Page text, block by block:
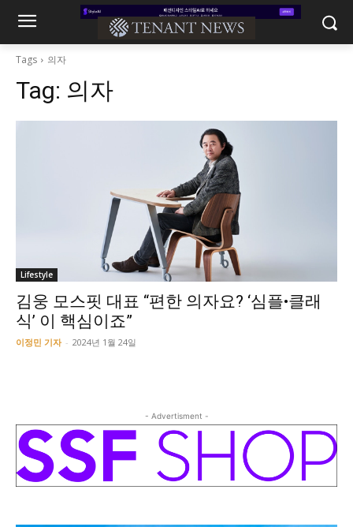
Tags 의자
Tag: 의자
Lifestyle
김웅 모스핏 대표 “편한 의자요? ‘심플•클래
식’ 이 핵심이죠”
이정민 기자 - 2024년 1월 24일
- Advertisment -